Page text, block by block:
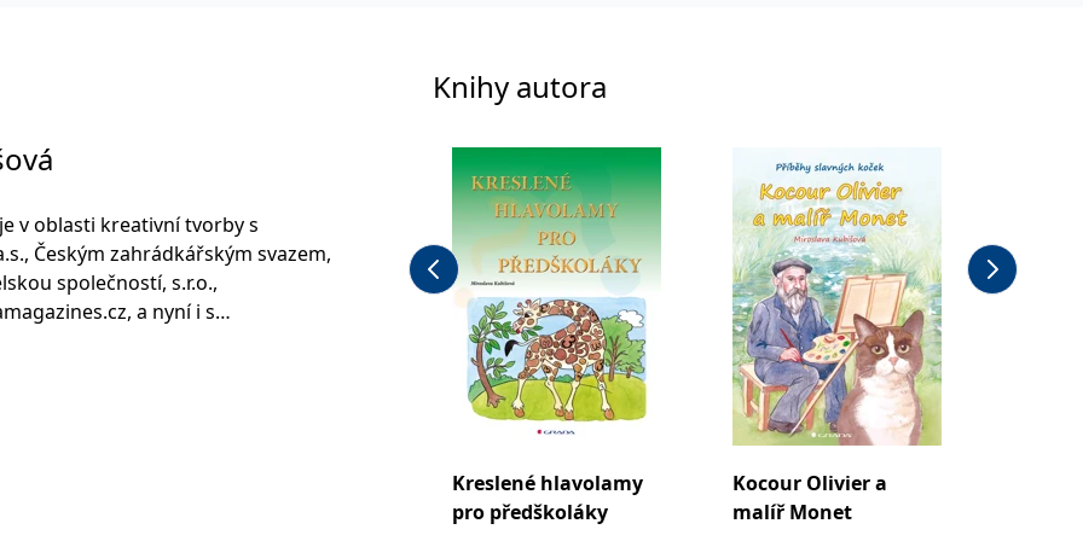
v oblasti kreativní tvorby s
Českým zahrádkářským svazem,
společností, s.r.o.,
a nyní i s
píše články a kreslí pro
Knihy autora
Kreslené hlavolamy
pro předškoláky
Kocour Olivier a
malíř Monet